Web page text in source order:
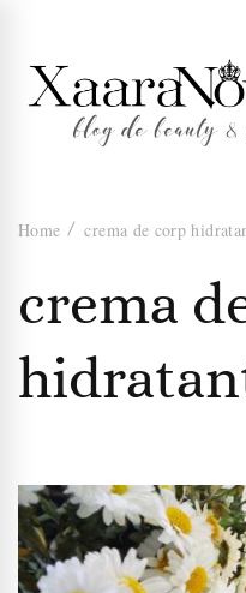
Home crema de corp
crema